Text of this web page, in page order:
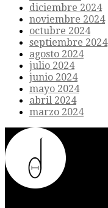
diciembre 2024
noviembre 2024
octubre 2024
septiembre 2024
agosto 2024
julio 2024
junio 2024
mayo 2024
abril 2024
marzo 2024